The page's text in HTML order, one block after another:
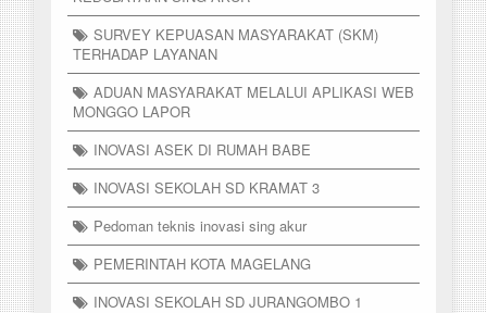
SURVEY KEPUASAN MASYARAKAT (SKM)
TERHADAP LAYANAN
ADUAN MASYARAKAT MELALUI APLIKASI WEB
MONGGO LAPOR
INOVASI ASEK DI RUMAH BABE
INOVASI SEKOLAH SD KRAMAT 3
Pedoman teknis inovasi sing akur
PEMERINTAH KOTA MAGELANG
INOVASI SEKOLAH SD JURANGOMBO 1